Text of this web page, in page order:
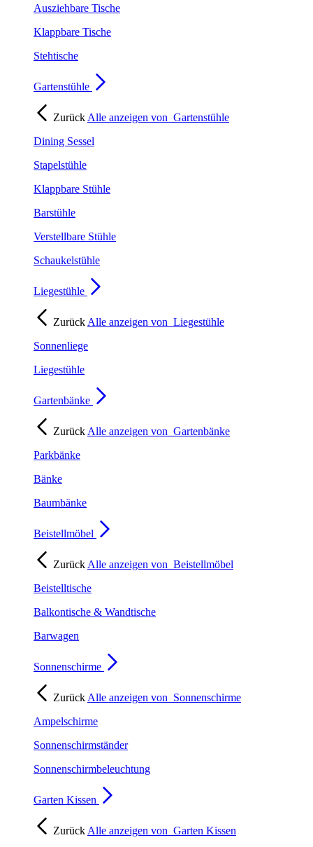
Ausziehbare Tische
Klappbare Tische
Stehtische
Gartenstühle
Zurück Alle anzeigen von Gartenstühle
Dining Sessel
Stapelstühle
Klappbare Stühle
Barstühle
Verstellbare Stühle
Schaukelstühle
Liegestühle
Zurück Alle anzeigen von Liegestühle
Sonnenliege
Liegestühle
Gartenbänke
Zurück Alle anzeigen von Gartenbänke
Parkbänke
Bänke
Baumbänke
Beistellmöbel
Zurück Alle anzeigen von Beistellmöbel
Beistelltische
Balkontische & Wandtische
Barwagen
Sonnenschirme
Zurück Alle anzeigen von Sonnenschirme
Ampelschirme
Sonnenschirmständer
Sonnenschirmbeleuchtung
Garten Kissen
Zurück Alle anzeigen von Garten Kissen